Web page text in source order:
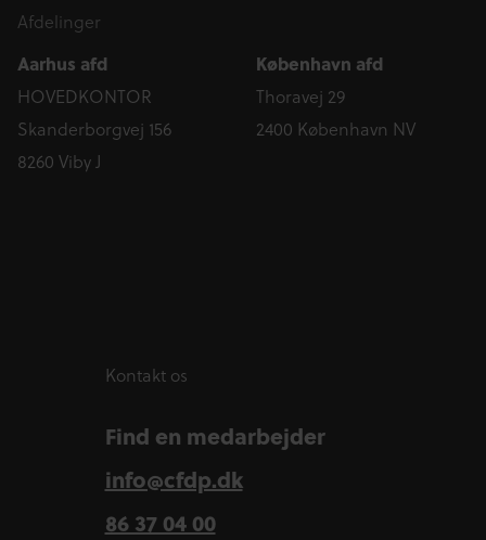
Afdelinger
Aarhus afd
HOVEDKONTOR
Skanderborgvej 156
8260 Viby J
København afd
Thoravej 29
2400 København NV
Kontakt os
Find en medarbejder
info@cfdp.dk
86 37 04 00